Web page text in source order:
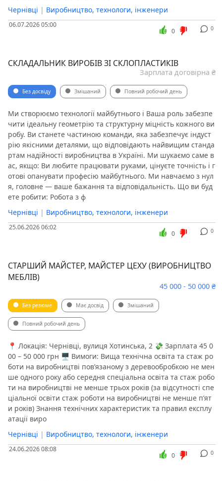
Чернівці | Виробництво, технологи, інженери
06.07.2026 05:00 0
0
СКЛАДАЛЬНИК ВИРОБІВ ЗІ СКЛОПЛАСТИКІВ
Зарплата договірна ₴
Без досвіду Змішаний Повний робочий день
Ми створюємо технології майбутнього і Ваша роль забезпе
чити ідеальну геометрію та структурну міцність кожного ви
робу. Ви станете частиною команди, яка забезпечує індуст
рію якісними деталями, що відповідають найвищим станда
ртам надійності виробництва в Україні. Ми шукаємо саме в
ас, якщо: Ви любите працювати руками, цінуєте точність і г
отові опанувати професію майбутнього. Ми навчаємо з нул
я, головне — ваше бажання та відповідальність. Що ви буд
ете робити: Робота з ф
Чернівці | Виробництво, технологи, інженери
25.06.2026 06:02 0
0
СТАРШИЙ МАЙСТЕР, МАЙСТЕР ЦЕХУ (ВИРОБНИЦТВО
МЕБЛІВ)
45 000 - 50 000 ₴
Без резюме Має досвід Змішаний
Повний робочий день
📍 Локація: Чернівці, вулиця Хотинська, 2 💸 Зарплата 45 0
00 – 50 000 грн 🖥 Вимоги: Вища технічна освіта та стаж ро
боти на виробництві пов’язаному з деревообробкою не мен
ше одного року або середня спеціальна освіта та стаж робо
ти на виробництві не менше трьох років (за відсутності спе
ціальної освіти стаж роботи на виробництві не менше п’ят
и років) Знання технічних характеристик та правил експлу
атації виро
Чернівці | Виробництво, технологи, інженери
24.06.2026 08:08 0
0